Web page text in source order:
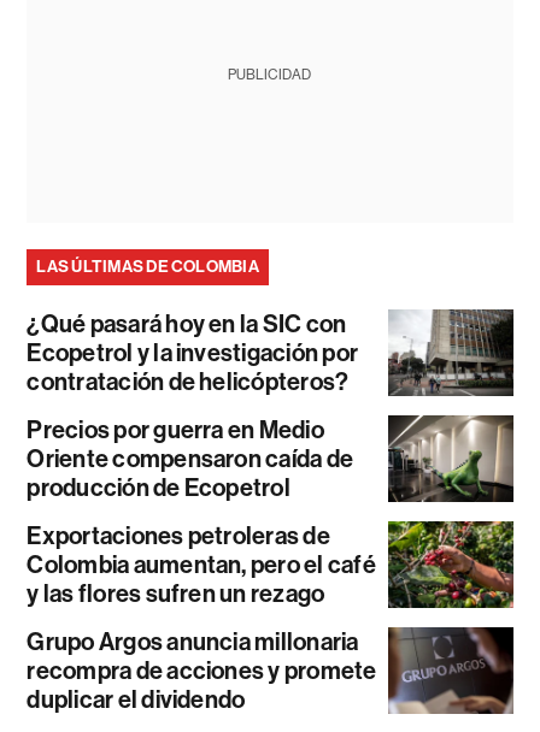
PUBLICIDAD
LAS ÚLTIMAS DE COLOMBIA
¿Qué pasará hoy en la SIC con
Ecopetrol y la investigación por
contratación de helicópteros?
Precios por guerra en Medio
Oriente compensaron caída de
producción de Ecopetrol
Exportaciones petroleras de
Colombia aumentan, pero el café
y las flores sufren un rezago
Grupo Argos anuncia millonaria
recompra de acciones y promete
duplicar el dividendo